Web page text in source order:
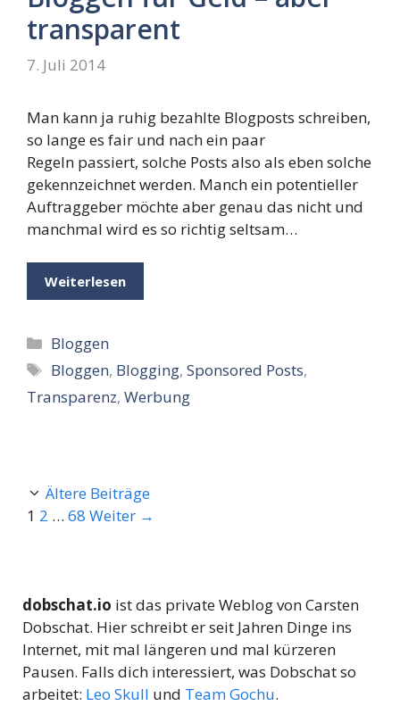
transparent
7. Juli 2014
Man kann ja ruhig bezahlte Blogposts schreiben,
so lange es fair und nach ein paar
Regeln passiert, solche Posts also als eben solche
gekennzeichnet werden. Manch ein potentieller
Auftraggeber möchte aber genau das nicht und
manchmal wird es so richtig seltsam…
Weiterlesen
Kategorien
Bloggen
Schlagwörter
Bloggen, Blogging,Sponsored Posts,
Transparenz, Werbung
Ältere Beiträge
Seite
1 Seite
2 … Seite
68 Weiter →
dobschat.io ist das private Weblog von Carsten
Dobschat. Hier schreibt er seit Jahren Dinge ins
Internet, mit mal längeren und mal kürzeren
Pausen. Falls dich interessiert, was Dobschat so
arbeitet: Leo Skull und Team Gochu.